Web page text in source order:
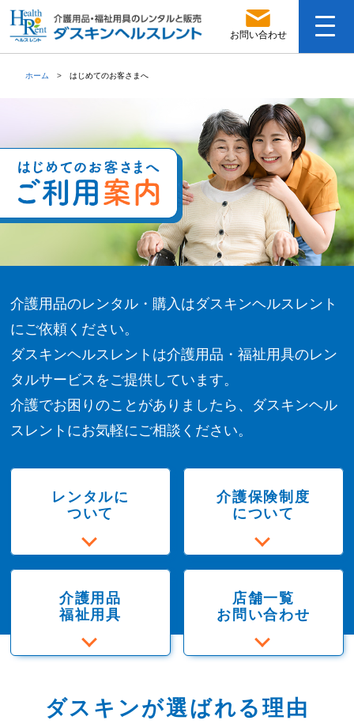
お問い合わせ
ホーム はじめてのお客さまへ
介護用品のレンタル・購入はダスキンヘルスレント
にご依頼ください。
ダスキンヘルスレントは介護用品・福祉用具のレン
タルサービスをご提供しています。
介護でお困りのことがありましたら、ダスキンヘル
スレントにお気軽にご相談ください。
レンタルに
ついて
介護保険制度
について
介護用品
福祉用具
店舗一覧
お問い合わせ
ダスキンが選ばれる理由